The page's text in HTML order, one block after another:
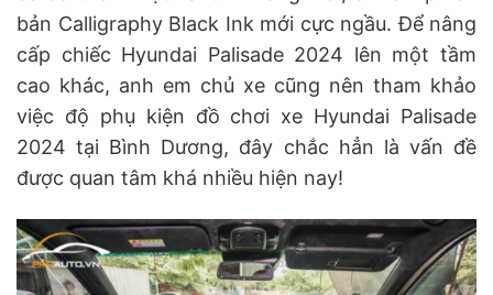
bản Calligraphy Black Ink mới cực ngầu. Để nâng
cấp chiếc Hyundai Palisade 2024 lên một tầm
cao khác, anh em chủ xe cũng nên tham khảo
việc độ phụ kiện đồ chơi xe Hyundai Palisade
2024 tại Bình Dương, đây chắc hẳn là vấn đề
được quan tâm khá nhiều hiện nay!